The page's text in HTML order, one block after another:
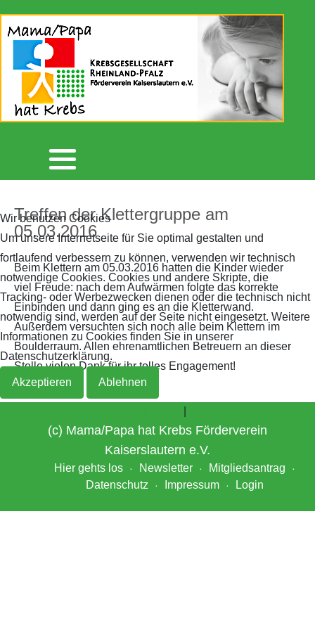
Treffen der Klettergruppe am
05.03.2016
Beim Klettern am 05.03.2016 hatten die Kinder wieder
viel Freude: nach dem Aufwärmen folgte das korrekte
Einbinden und dann ging es an die Kletterwand.
Außerdem versuchten sich noch alle beim Klettern im
Boulderraum. Allen ehrenamtlichen Betreuern an dieser
Stelle vielen Dank für ihr tolles Engagement!
(c) Mama/Papa hat Krebs Förderverein
Kaiserslautern e.V.
Hier gehts los Newsletter
Mitgliedsantrag
Datenschutz
Impressum Login
Wir benutzen Cookies
Um unsere Internetseite für Sie optimal gestalten und
fortlaufend verbessern zu können, verwenden wir technisch
notwendige Cookies. Cookies und andere Skripte, die
Tracking- oder Werbezwecken dienen oder die technisch nicht
notwendig sind, werden auf der Seite nicht eingesetzt. Weitere
Informationen zu Cookies finden Sie in unserer
Datenschutzerklärung.
Akzeptieren Ablehnen
Aktuelles
Archiv 2026
Archiv 2024
Archiv 2022
Archiv 2021
Archiv 2020
Archiv 2019
Archiv 2018
Unser Förderverein
Flyer
Newsletter
Videos
Mitgliedschaft
Kontakt
Botschafter/in
Unterstützer
2026
2025
2023
2021
2020
2019
2018
Lautrer Spendenschwimmen
2026
2025
Spendenaktionen 2021
Spendenaktionen 2022
Spendenaktionen 2024
Betterplace
Spenden statt Verschenken